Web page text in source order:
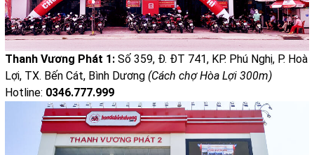
Thanh Vương Phát 1: Số 359, Đ. ĐT 741, KP. Phú Nghị, P. Hoà
Lợi, TX. Bến Cát, Bình Dương (Cách chợ Hòa Lợi 300m)
Hotline: 0346.777.999